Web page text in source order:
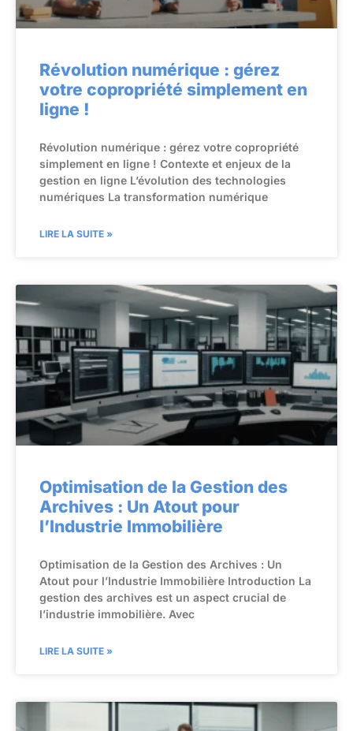
Révolution numérique : gérez
votre copropriété simplement en
ligne !
Révolution numérique : gérez votre copropriété
simplement en ligne ! Contexte et enjeux de la
gestion en ligne L’évolution des technologies
numériques La transformation numérique
LIRE LA SUITE »
Optimisation de la Gestion des
Archives : Un Atout pour
l’Industrie Immobilière
Optimisation de la Gestion des Archives : Un
Atout pour l’Industrie Immobilière Introduction La
gestion des archives est un aspect crucial de
l’industrie immobilière. Avec
LIRE LA SUITE »